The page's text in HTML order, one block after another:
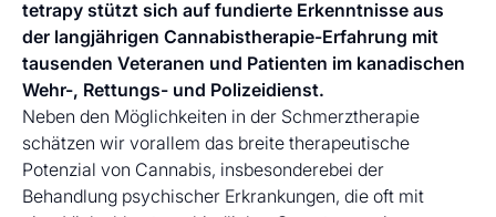
tetrapy stützt sich auf fundierte Erkenntnisse aus
der langjährigen Cannabistherapie-Erfahrung mit
tausenden Veteranen und Patienten im kanadischen
Wehr-, Rettungs- und Polizeidienst.
Neben den Möglichkeiten in der Schmerztherapie
schätzen wir vorallem das breite therapeutische
Potenzial von Cannabis, insbesonderebei der
Behandlung psychischer Erkrankungen, die oft mit